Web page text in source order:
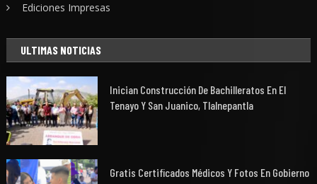
Ediciones Impresas
ULTIMAS NOTICIAS
Inician Construcción De Bachilleratos En El
Tenayo Y San Juanico, Tlalnepantla
Gratis Certificados Médicos Y Fotos En Gobierno